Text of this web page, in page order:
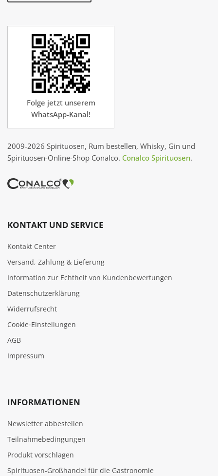
Folge jetzt unserem
WhatsApp-Kanal!
2009-2026 Spirituosen, Rum bestellen, Whisky, Gin und
Spirituosen-Online-Shop Conalco. Conalco Spirituosen.
KONTAKT UND SERVICE
Kontakt Center
Versand, Zahlung & Lieferung
Information zur Echtheit von Kundenbewertungen
Datenschutzerklärung
Widerrufsrecht
Cookie‑Einstellungen
AGB
Impressum
INFORMATIONEN
Newsletter abbestellen
Teilnahmebedingungen
Produkt vorschlagen
Spirituosen-Großhandel für die Gastronomie